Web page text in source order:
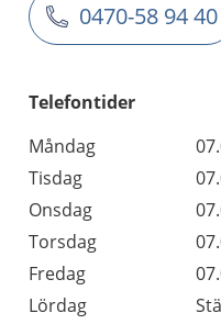
0470-58 94 40
Telefontider
Måndag
Tisdag
Onsdag
Torsdag
Fredag
Lördag